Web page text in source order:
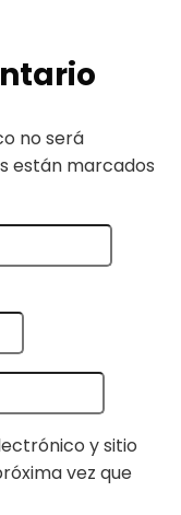
no será
están marcados
y sitio
vez que